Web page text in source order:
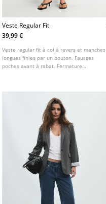
Veste Regular Fit
39,99 €
Veste regular fit à col à revers et manches
longues finies par un bouton. Fausses
poches avant à rabat. Fermeture